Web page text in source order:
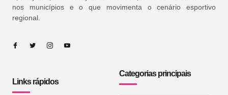
nos municípios e o que movimenta o cenário esportivo
regional.
Links rápidos
Categorias principais